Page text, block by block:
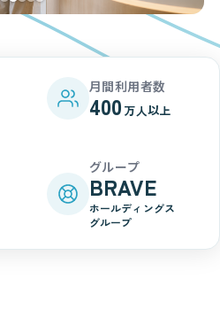
月間利用者数
400 万人以上
グループ
BRAVE
ホールディングス
グループ